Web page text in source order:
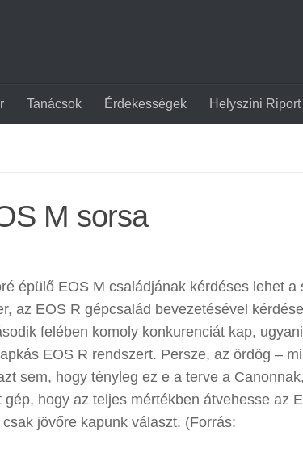
Tanácsok Érdekességek Helyszíni Riport
M sorsa
épülő EOS M családjának kérdéses lehet a
az EOS R gépcsalád bevezetésével
felében komoly konkurenciát kap,
EOS R rendszert. Persze, az ördög –
sem, hogy tényleg ez e a terve a
hogy az teljes mértékben átvehesse az
jövőre kapunk választ. (Forrás: